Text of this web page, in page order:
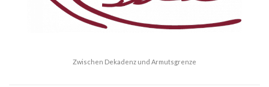
Zwischen Dekadenz und Armutsgrenze